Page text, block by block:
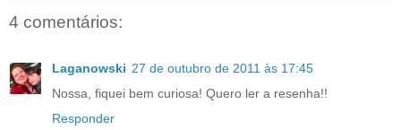
4 comentários:
Laganowski 27 de outubro de 2011 às 17:45
Nossa, fiquei bem curiosa! Quero ler a resenha!!
Responder